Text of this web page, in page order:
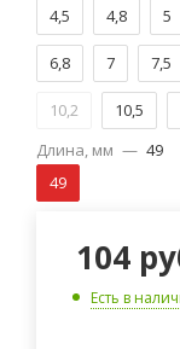
4,5 4,8 5
6,8 7 7,5
10,2 10,5
15 16
Длина, мм — 49
49
104
Есть в